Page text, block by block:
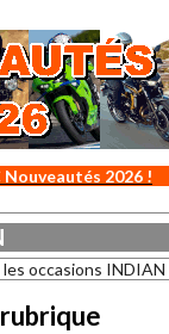
Nouveautés 2026 !
occasions INDIAN